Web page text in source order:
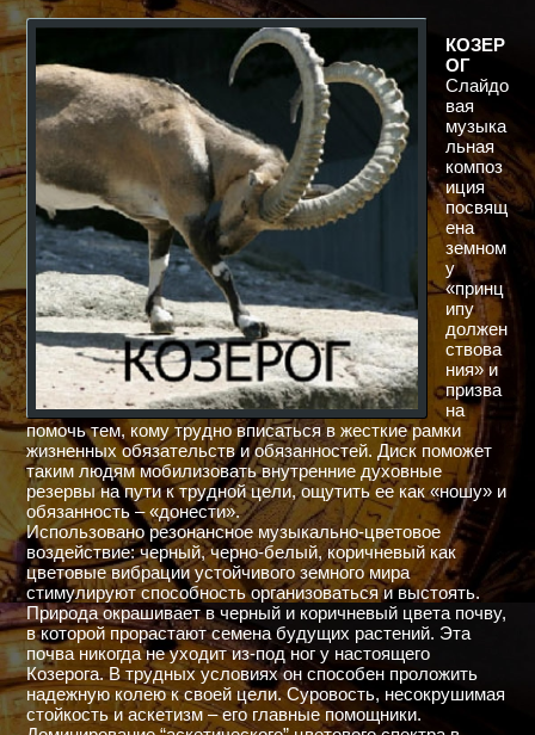
КОЗЕР
ОГ
Слайдо
вая
музыка
льная
композ
иция
посвящ
ена
земном
у
«принц
ипу
должен
ствова
ния» и
призва
на
помочь тем, кому трудно вписаться в жесткие рамки
жизненных обязательств и обязанностей. Диск поможет
таким людям мобилизовать внутренние духовные
резервы на пути к трудной цели, ощутить ее как «ношу» и
обязанность – «донести».
Использовано резонансное музыкально-цветовое
воздействие: черный, черно-белый, коричневый как
цветовые вибрации устойчивого земного мира
стимулируют способность организоваться и выстоять.
Природа окрашивает в черный и коричневый цвета почву,
в которой прорастают семена будущих растений. Эта
почва никогда не уходит из-под ног у настоящего
Козерога. В трудных условиях он способен проложить
надежную колею к своей цели. Суровость, несокрушимая
стойкость и аскетизм – его главные помощники.